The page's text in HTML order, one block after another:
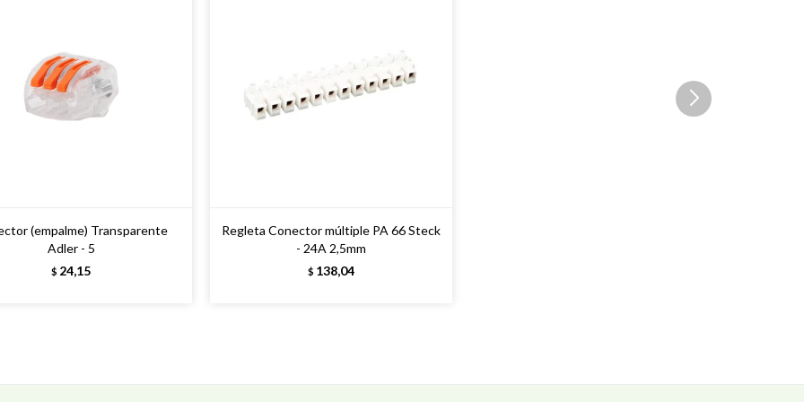
(empalme) Transparente
Adler - 5
$ 24,15
Regleta Conector múltiple PA 66 Steck
- 24A 2,5mm
$ 138,04